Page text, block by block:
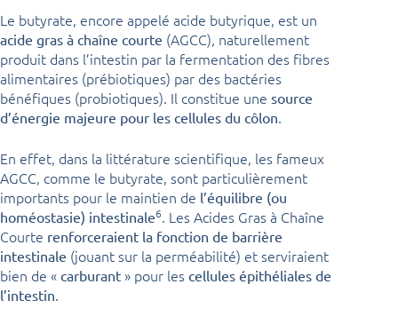
Le butyrate, encore appelé acide butyrique, est un
acide gras à chaîne courte (AGCC), naturellement
produit dans l’intestin par la fermentation des fibres
alimentaires (prébiotiques) par des bactéries
bénéfiques (probiotiques). Il constitue une source
d’énergie majeure pour les cellules du côlon.
En effet, dans la littérature scientifique, les fameux
AGCC, comme le butyrate, sont particulièrement
importants pour le maintien de l’équilibre (ou
homéostasie) intestinale6. Les Acides Gras à Chaîne
Courte renforceraient la fonction de barrière
intestinale (jouant sur la perméabilité) et serviraient
bien de « carburant » pour les cellules épithéliales de
l’intestin.